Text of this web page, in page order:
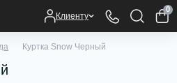
Клиенту
0
Куртка Snow Черный